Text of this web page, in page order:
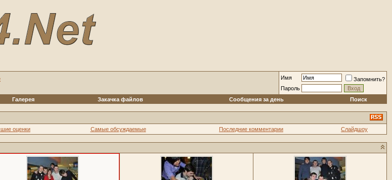
Имя
Запомнить?
Пароль
Галерея Закачка файлов Сообщения за день Поиск
оценки Самые обсуждаемые Последние комментарии Слайдшоу